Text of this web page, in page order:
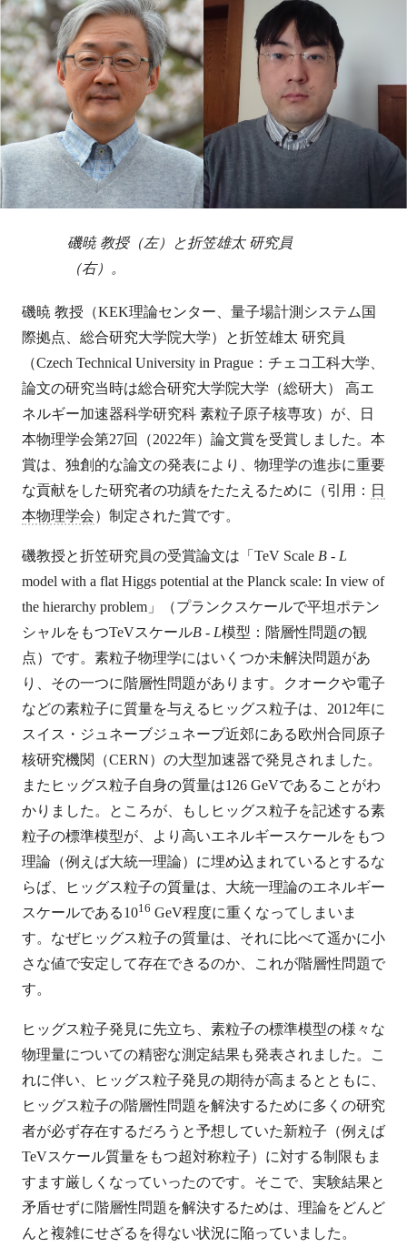
磯暁 教授（左）と折笠雄太 研究員
（右）。
磯暁 教授（KEK理論センター、量子場計測システム国
際拠点、総合研究大学院大学）と折笠雄太 研究員
（Czech Technical University in Prague：チェコ工科大学、
論文の研究当時は総合研究大学院大学（総研大） 高エ
ネルギー加速器科学研究科 素粒子原子核専攻）が、日
本物理学会第27回（2022年）論文賞を受賞しました。本
賞は、独創的な論文の発表により、物理学の進歩に重要
な貢献をした研究者の功績をたたえるために（引用： 日
本物理学会）制定された賞です。
磯教授と折笠研究員の受賞論文は「TeV Scale B - L
model with a flat Higgs potential at the Planck scale: In view of
the hierarchy problem」（プランクスケールで平坦ポテン
シャルをもつTeVスケールB - L模型：階層性問題の観
点）です。素粒子物理学にはいくつか未解決問題があ
り、その一つに階層性問題があります。クオークや電子
などの素粒子に質量を与えるヒッグス粒子は、2012年に
スイス・ジュネーブジュネーブ近郊にある欧州合同原子
核研究機関（CERN）の大型加速器で発見されました。
またヒッグス粒子自身の質量は126 GeVであることがわ
かりました。ところが、もしヒッグス粒子を記述する素
粒子の標準模型が、より高いエネルギースケールをもつ
理論（例えば大統一理論）に埋め込まれているとするな
らば、ヒッグス粒子の質量は、大統一理論のエネルギー
スケールである1016 GeV程度に重くなってしまいま
す。なぜヒッグス粒子の質量は、それに比べて遥かに小
さな値で安定して存在できるのか、これが階層性問題で
す。
ヒッグス粒子発見に先立ち、素粒子の標準模型の様々な
物理量についての精密な測定結果も発表されました。こ
れに伴い、ヒッグス粒子発見の期待が高まるとともに、
ヒッグス粒子の階層性問題を解決するために多くの研究
者が必ず存在するだろうと予想していた新粒子（例えば
TeVスケール質量をもつ超対称粒子）に対する制限もま
すます厳しくなっていったのです。そこで、実験結果と
矛盾せずに階層性問題を解決するためは、理論をどんど
んと複雑にせざるを得ない状況に陥っていました。